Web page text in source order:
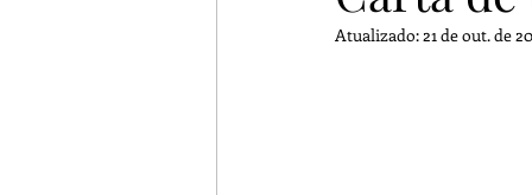
Caturité Conto
Atualizado:21 de out. de